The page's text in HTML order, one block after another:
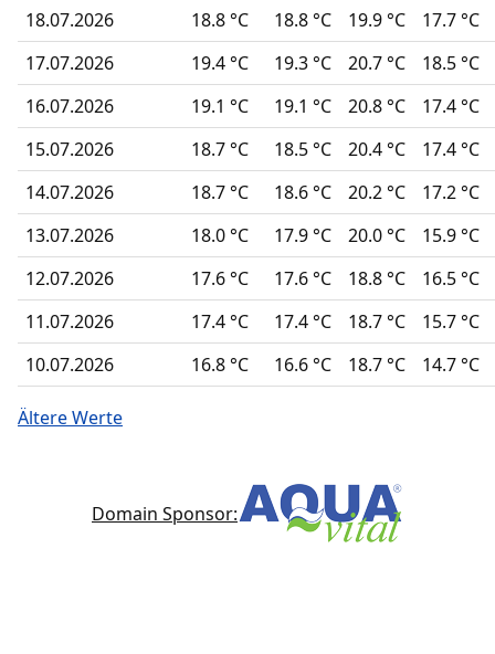
18.07.2026
18.8 °C 18.8 °C 19.9 °C
17.7 °C
17.07.2026
19.4 °C 19.3 °C 20.7 °C
18.5 °C
16.07.2026
19.1 °C 19.1 °C 20.8 °C
17.4 °C
15.07.2026
18.7 °C 18.5 °C 20.4 °C
17.4 °C
14.07.2026
18.7 °C 18.6 °C 20.2 °C
17.2 °C
13.07.2026
18.0 °C 17.9 °C 20.0 °C
15.9 °C
12.07.2026
17.6 °C 17.6 °C 18.8 °C
16.5 °C
11.07.2026
17.4 °C 17.4 °C 18.7 °C
15.7 °C
10.07.2026
16.8 °C 16.6 °C 18.7 °C 14.7 °C
Ältere Werte
Domain Sponsor: